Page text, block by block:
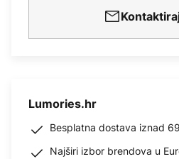
Lumories.hr
Besplatna dostava iznad
Najširi izbor brendova u